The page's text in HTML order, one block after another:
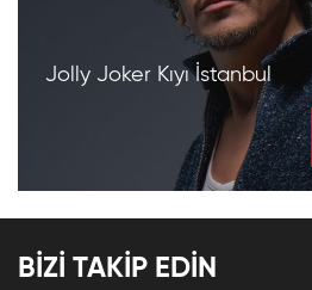
Jolly Joker Kıyı İstanbul
BİZİ TAKİP EDİN